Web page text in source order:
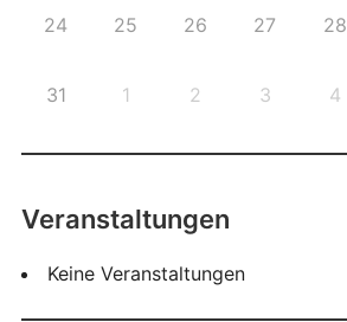
24 25 26 27 28
31 1 2 3 4
Veranstaltungen
Keine Veranstaltungen